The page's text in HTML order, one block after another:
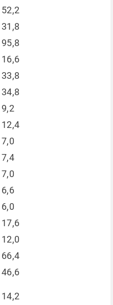
52,2
31,8
95,8
16,6
33,8
34,8
9,2
12,4
7,0
7,4
7,0
6,6
6,0
17,6
12,0
66,4
46,6
14,2